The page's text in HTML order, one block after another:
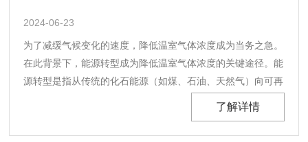
2024-06-23
为了减缓气候变化的速度，降低温室气体浓度成为当务之急。
在此背景下，能源转型成为降低温室气体浓度的关键途径。能
源转型是指从传统的化石能源（如煤、石油、天然气）向可再
生能源（如太阳能、风能、水能等）的转变。这一转变不仅有
且还能促进可持续发展和环境保护。1、太阳能、风能等......
了解详情